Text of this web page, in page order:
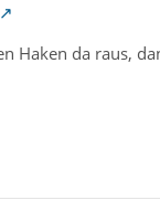
Haken da raus,